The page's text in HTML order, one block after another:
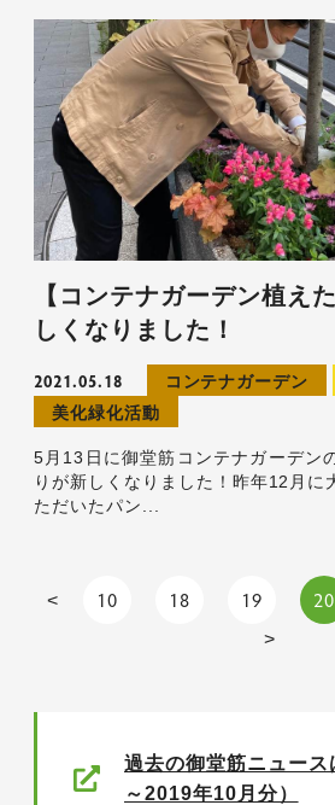
【コンテナガーデン植え
しくなりました！
2021.05.18 コンテナガーデン
美化緑化活動
5月13日に御堂筋コンテナガーデン
りが新しくなりました！昨年12月に
ただいたパン...
< 10 18 19 20
>
過去の御堂筋ニュー
～2019年10月分）